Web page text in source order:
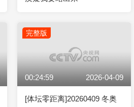
完整版
00:24:59 2026-04-09
[体坛零距离]20260409 冬奥